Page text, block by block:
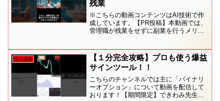
残業
※こちらの動画コンテンツはAI技術で作
成しています。【PR投稿】本動画では、
管理職が残業をせずに副業を行うメリッ
ンスの実現管理職が残業をせずに副業を
行うメリットの...
収入構築
【１分完全攻略】プロも使う爆益
サインツール！！
こちらのチャンネルでは主に「バイナリ
ーオプション」について動画を配信して
おります！【期間限定】できわみ先生開